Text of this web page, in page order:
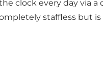
clock every day via
staffless but